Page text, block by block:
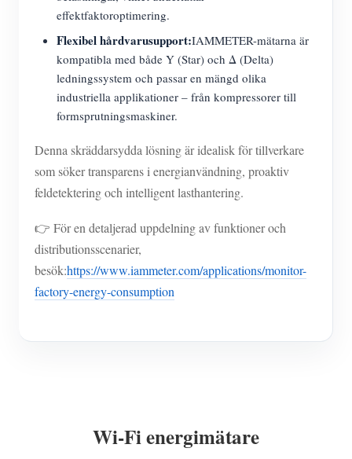
effektfaktoroptimering.
Flexibel hårdvarusupport:IAMMETER-mätarna är
kompatibla med både Y (Star) och Δ (Delta)
ledningssystem och passar en mängd olika
industriella applikationer – från kompressorer till
formsprutningsmaskiner.
Denna skräddarsydda lösning är idealisk för tillverkare
som söker transparens i energianvändning, proaktiv
feldetektering och intelligent lasthantering.
👉 För en detaljerad uppdelning av funktioner och
distributionsscenarier,
besök:https://www.iammeter.com/applications/monitor-
factory-energy-consumption
Wi-Fi energimätare